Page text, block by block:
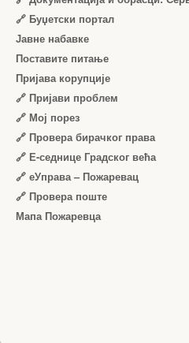
🔗 Буџетски портал
Јавне набавке
Поставите питање
Пријава корупције
🔗 Пријави проблем
🔗 Мој порез
🔗 Провера бирачког права
🔗 Е-седнице Градског већа
🔗 еУправа – Пожаревац
🔗 Провера поште
Мапа Пожаревца